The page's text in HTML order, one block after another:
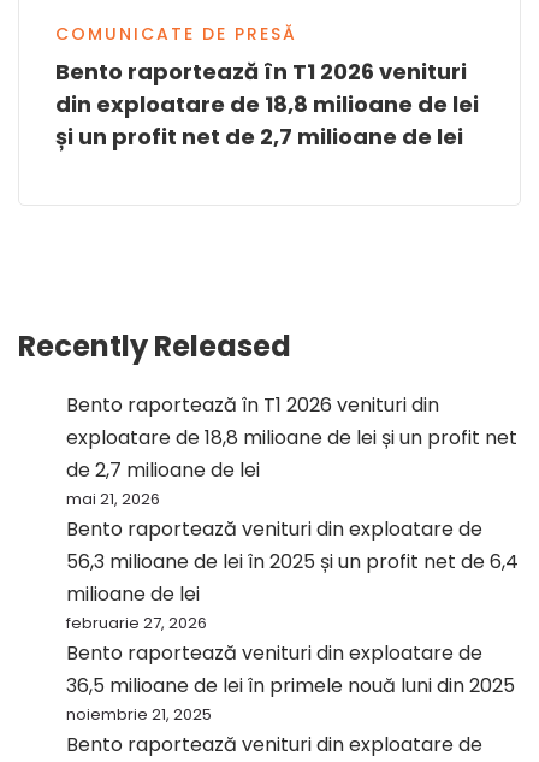
COMUNICATE DE PRESĂ
Bento raportează în T1 2026 venituri
din exploatare de 18,8 milioane de lei
și un profit net de 2,7 milioane de lei
Recently Released
Bento raportează în T1 2026 venituri din
exploatare de 18,8 milioane de lei și un profit net
de 2,7 milioane de lei
mai 21, 2026
Bento raportează venituri din exploatare de
56,3 milioane de lei în 2025 și un profit net de 6,4
milioane de lei
februarie 27, 2026
Bento raportează venituri din exploatare de
36,5 milioane de lei în primele nouă luni din 2025
noiembrie 21, 2025
Bento raportează venituri din exploatare de